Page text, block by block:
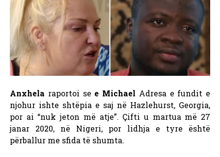
Anxhela raportoi se e Michael Adresa e fundit e
njohur ishte shtëpia e saj në Hazlehurst, Georgia,
por ai “nuk jeton më atje”. Çifti u martua më 27
janar 2020, në Nigeri, por lidhja e tyre është
përballur me sfida të shumta.